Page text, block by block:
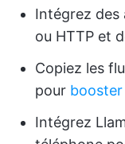
Intégrez des
ou HTTP et
Copiez les
pour
Intégrez